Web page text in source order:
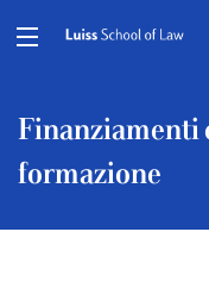
Finanziamenti
formazione